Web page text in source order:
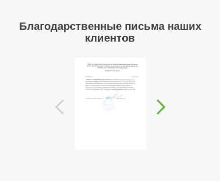
Благодарственные письма наших
клиентов